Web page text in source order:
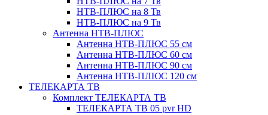
НТВ-ПЛЮС на 8 Тв
НТВ-ПЛЮС на 9 Тв
Антенна НТВ-ПЛЮС
Антенна НТВ-ПЛЮС 55 см
Антенна НТВ-ПЛЮС 60 см
Антенна НТВ-ПЛЮС 90 см
Антенна НТВ-ПЛЮС 120 см
ТЕЛЕКАРТА ТВ
Комплект ТЕЛЕКАРТА ТВ
ТЕЛЕКАРТА ТВ 05 pvr HD